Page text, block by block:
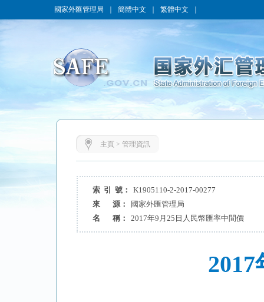
國家外匯管理局 簡體中文 繁體中文
主頁 > 管理資訊
索 引 號：
K1905110-2-2017-00277
來 源：
國家外匯管理局
名 稱：
2017年9月25日人民幣匯率中間價